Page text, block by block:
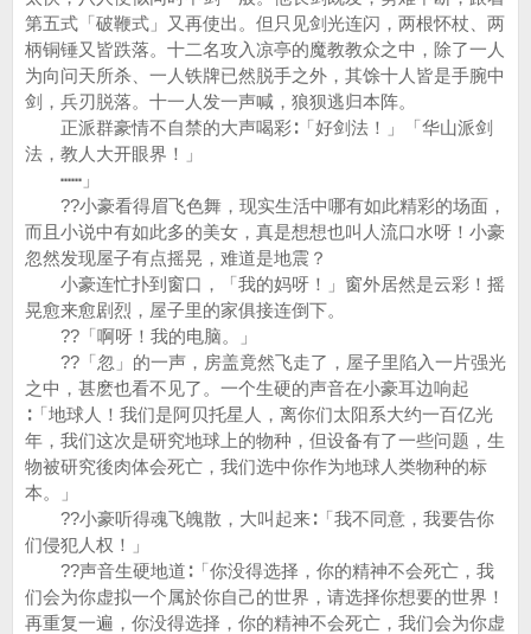
第五式「破鞭式」又再使出。但只见剑光连闪，两根怀杖、两
柄铜锤又皆跌落。十二名攻入凉亭的魔教教众之中，除了一人
为向问天所杀、一人铁牌已然脱手之外，其馀十人皆是手腕中
剑，兵刃脱落。十一人发一声喊，狼狈逃归本阵。
正派群豪情不自禁的大声喝彩∶「好剑法！」「华山派剑
法，教人大开眼界！」
┅┅」
??小豪看得眉飞色舞，现实生活中哪有如此精彩的场面，
而且小说中有如此多的美女，真是想想也叫人流口水呀！小豪
忽然发现屋子有点摇晃，难道是地震？
小豪连忙扑到窗口，「我的妈呀！」窗外居然是云彩！摇
晃愈来愈剧烈，屋子里的家俱接连倒下。
??「啊呀！我的电脑。」
??「忽」的一声，房盖竟然飞走了，屋子里陷入一片强光
之中，甚麽也看不见了。一个生硬的声音在小豪耳边响起
∶「地球人！我们是阿贝托星人，离你们太阳系大约一百亿光
年，我们这次是研究地球上的物种，但设备有了一些问题，生
物被研究後肉体会死亡，我们选中你作为地球人类物种的标
本。」
??小豪听得魂飞魄散，大叫起来∶「我不同意，我要告你
们侵犯人权！」
??声音生硬地道∶「你没得选择，你的精神不会死亡，我
们会为你虚拟一个属於你自己的世界，请选择你想要的世界！
再重复一遍，你没得选择，你的精神不会死亡，我们会为你虚